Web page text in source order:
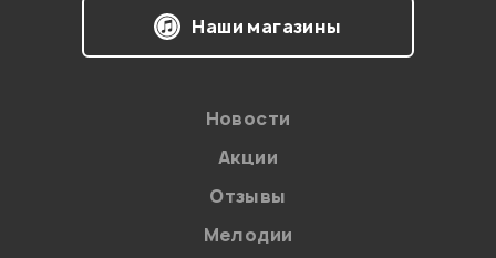
Наши магазины
Новости
Акции
Отзывы
Мелодии